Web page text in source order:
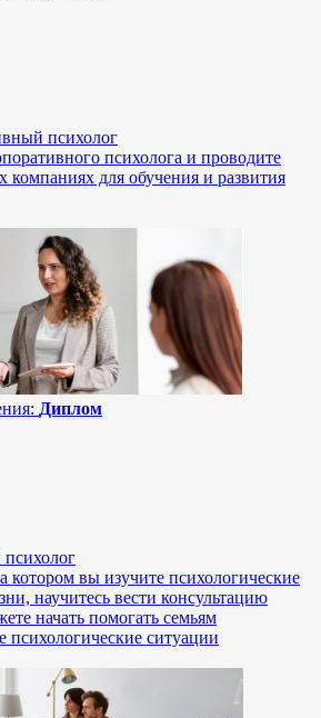
психолог
психолога и проводите
компаниях для обучения и развития
Диплом
котором вы изучите психологические
научитесь вести консультацию
начать помогать семьям
психологические ситуации